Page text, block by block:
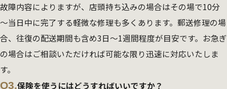
故障内容によりますが、店頭持ち込みの場合はその場で10分
～当日中に完了する軽微な修理も多くあります。郵送修理の場
合、往復の配送期間も含め3日～1週間程度が目安です。お急ぎ
の場合はご相談いただければ可能な限り迅速に対応いたしま
す。
Q3.保険を使うにはどうすればいいですか？